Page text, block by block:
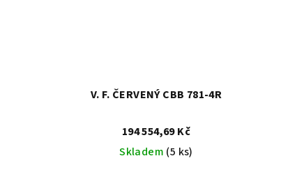
V. F. ČERVENÝ CBB 781-4R
194 554,69 Kč
Skladem (5 ks)